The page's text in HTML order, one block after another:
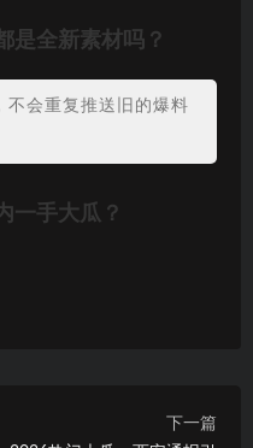
是全新素材吗？
不会重复推送旧的爆料
一手大瓜？
下一篇